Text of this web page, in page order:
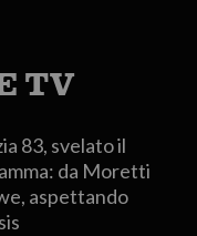
TV
83, svelato il
da Moretti
aspettando